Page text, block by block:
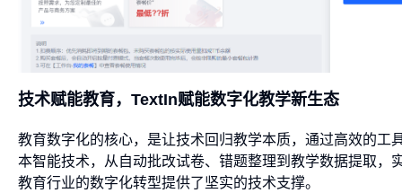
技术赋能教育，TextIn赋能数字化教学新生态
教育数字化的核心，是让技术回归教学本质，通过高效的
本智能技术，从自动批改试卷、错题整理到教学数据提取
教育行业的数字化转型提供了坚实的技术支撑。